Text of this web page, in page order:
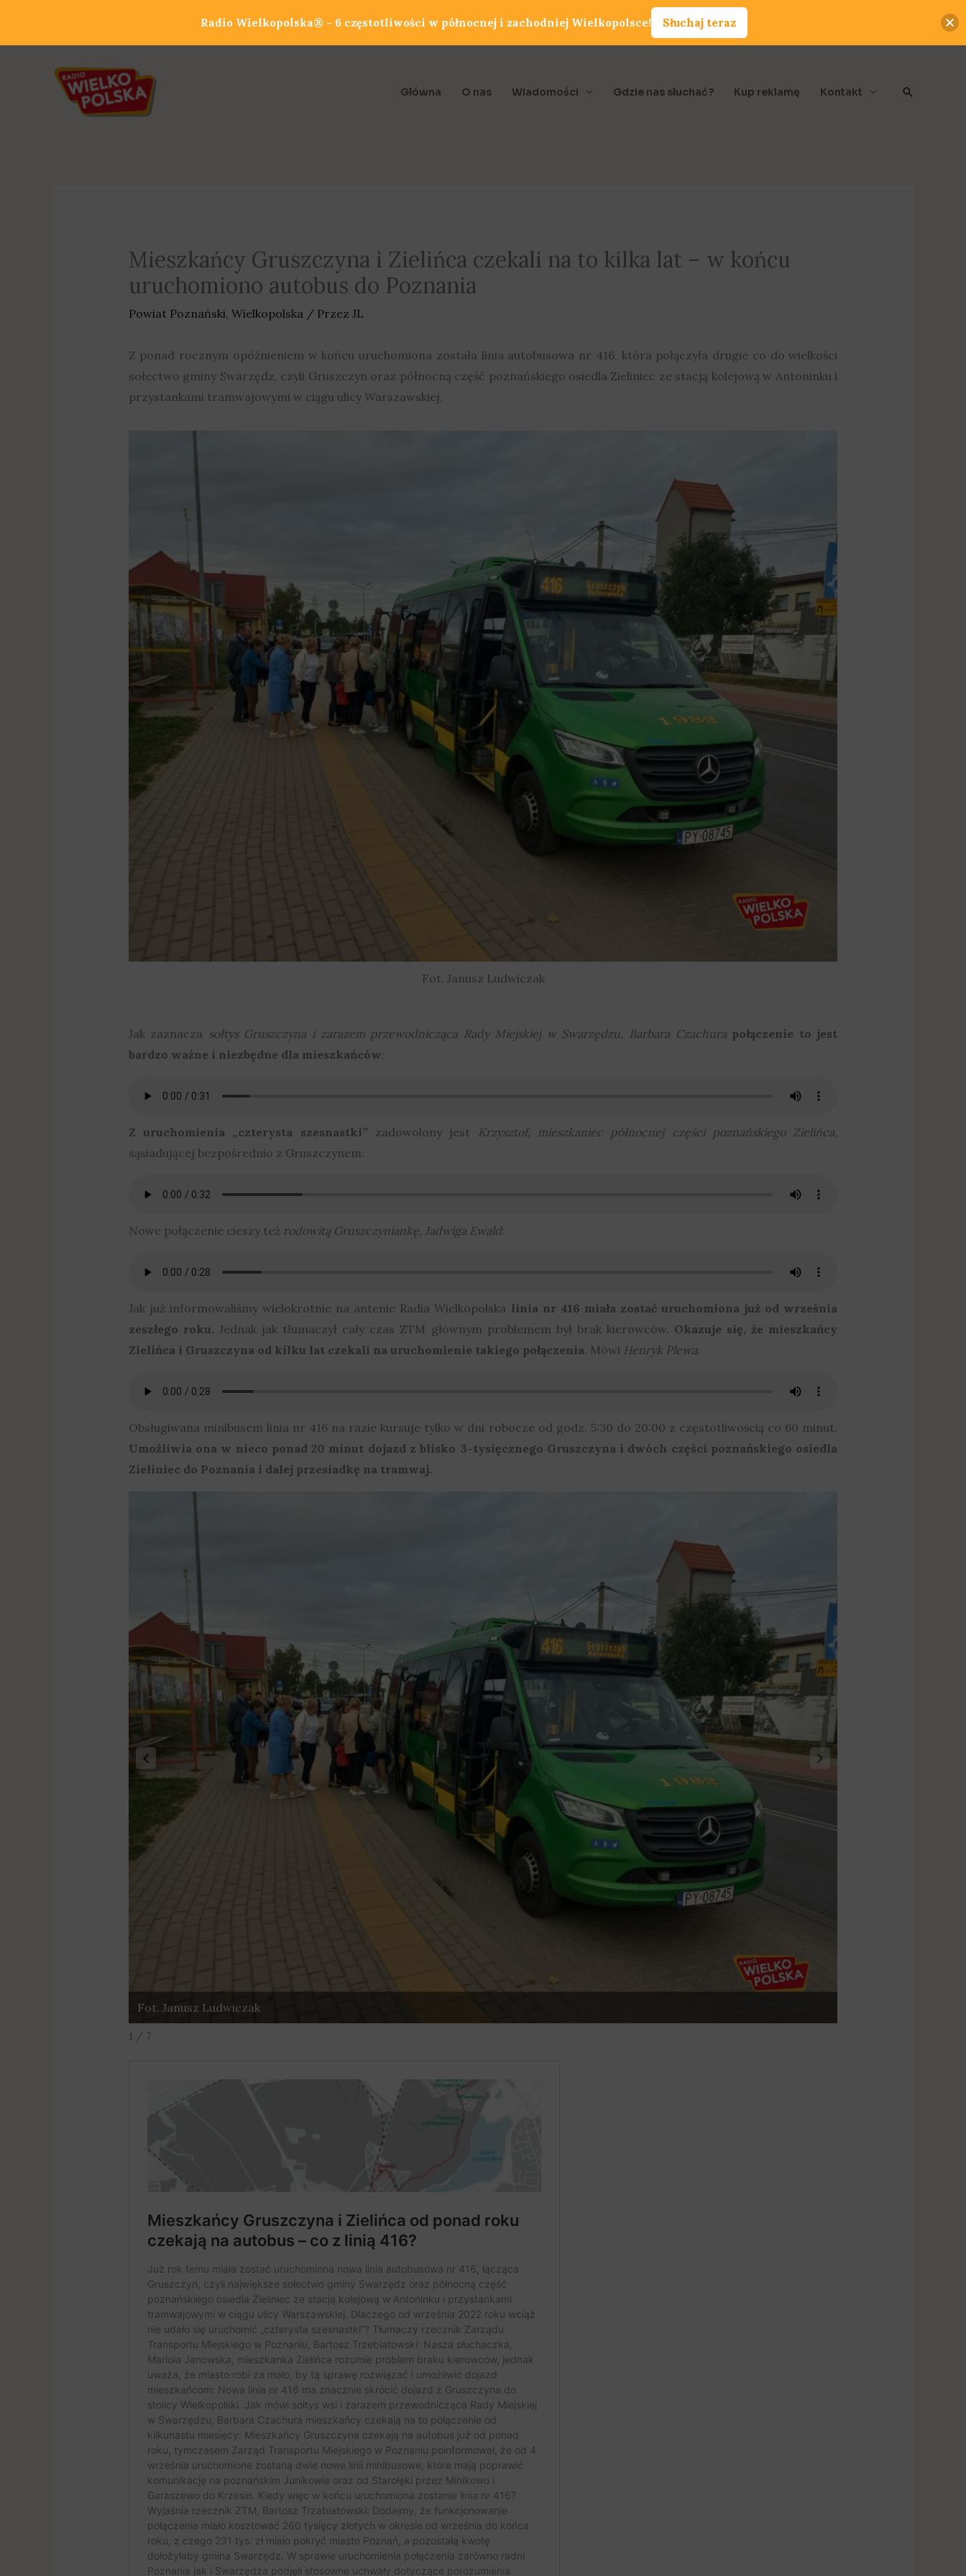
Główna O nas Wiadomości Gdzie nas słuchać? Kup reklamę Kontakt Szukaj
Mieszkańcy Gruszczyna i Zielińca czekali na to kilka lat – w końcu
uruchomiono autobus do Poznania
Powiat Poznański, Wielkopolska / Przez JL
Z ponad rocznym opóźnieniem w końcu uruchomiona została linia autobusowa nr 416, która połączyła drugie co do wielkości
sołectwo gminy Swarzędz, czyli Gruszczyn oraz północną część poznańskiego osiedla Zieliniec ze stacją kolejową w Antoninku i
przystankami tramwajowymi w ciągu ulicy Warszawskiej.
Fot. Janusz Ludwiczak
Jak zaznacza sołtys Gruszczyna i zarazem przewodnicząca Rady Miejskiej w Swarzędzu, Barbara Czachura połączenie to jest
bardzo ważne i niezbędne dla mieszkańców:
Z uruchomienia „czterysta szesnastki” zadowolony jest
Krzysztof, mieszkaniec północnej części poznańskiego Zielińca,
sąsiadującej bezpośrednio z Gruszczynem:
Nowe połączenie cieszy też rodowitą Gruszczyniankę, Jadwiga Ewald:
Jak już informowaliśmy wielokrotnie na antenie Radia Wielkopolska linia nr 416 miała zostać uruchomiona już od września
zeszłego roku. Jednak jak tłumaczył cały czas ZTM głównym problemem był brak kierowców. Okazuje się, że mieszkańcy
Zielińca i Gruszczyna od kilku lat czekali na uruchomienie takiego połączenia. Mówi Henryk Plewa:
Obsługiwana minibusem linia nr 416 na razie kursuje tylko w dni robocze od godz. 5:30 do 20:00 z częstotliwością co 60 minut.
Umożliwia ona w nieco ponad 20 minut dojazd z blisko 3-tysięcznego Gruszczyna i dwóch części poznańskiego osiedla
Zieliniec do Poznania i dalej przesiadkę na tramwaj.
Fot. Janusz Ludwiczak
1 / 7
Radio Wielkopolska® - 6 częstotliwości w północnej i zachodniej Wielkopolsce! Słuchaj teraz